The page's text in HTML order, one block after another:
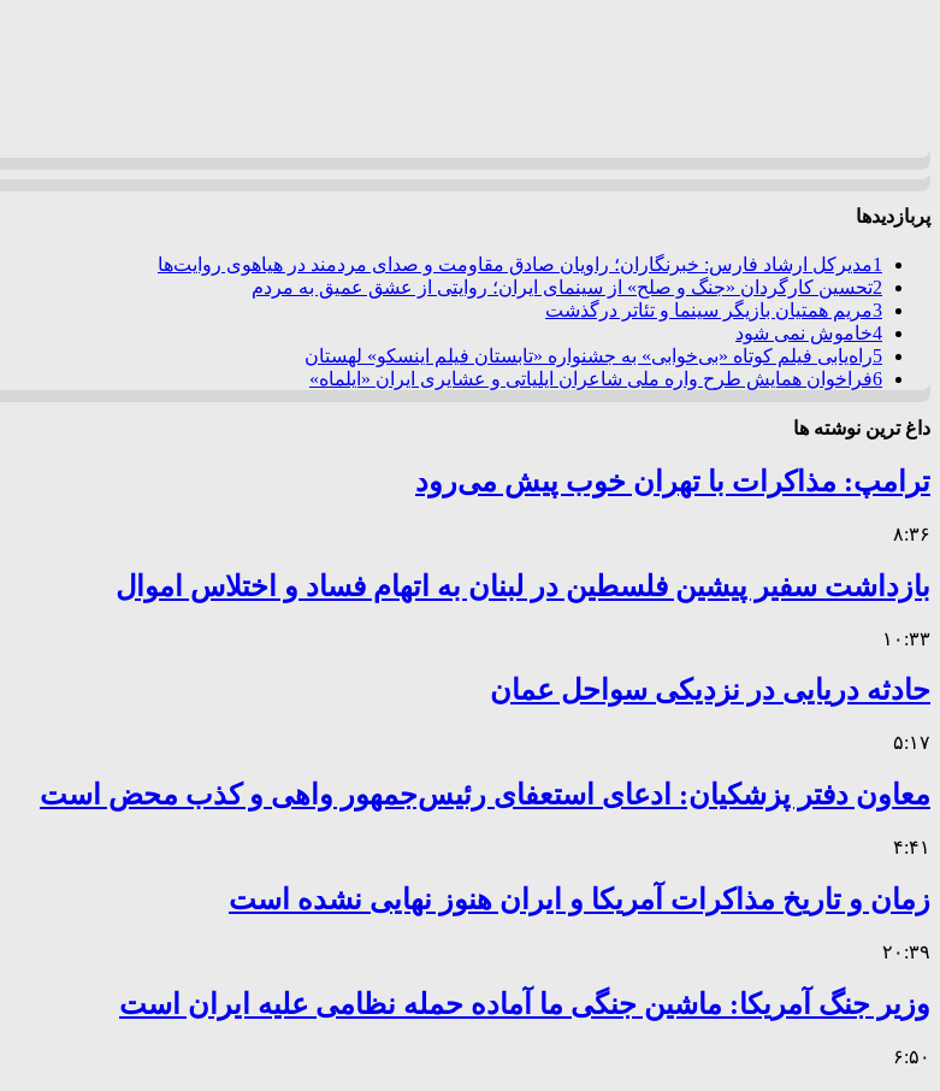
پربازدیدها
1مدیرکل ارشاد فارس: خبرنگاران؛ راویان صادق مقاومت و صدای مردمند در هیاهوی روایت‌ها
2تحسین کارگردان «جنگ و صلح» از سینمای ایران؛ روایتی از عشق عمیق به مردم
3مریم همتیان بازیگر سینما و تئاتر درگذشت
4خاموش نمی شود
5راه‌یابی فیلم کوتاه «بی‌خوابی» به جشنواره «تابستان فیلم اینسکو» لهستان
6فراخوان همایش طرح واره ملی شاعران ایلیاتی و عشایری ایران «ایلماه»
داغ ترین نوشته ها
ترامپ: مذاکرات با تهران خوب پیش می‌رود
۸:۳۶
بازداشت سفیر پیشین فلسطین در لبنان به اتهام فساد و اختلاس اموال
۱۰:۳۳
حادثه دریایی در نزدیکی سواحل عمان
۵:۱۷
معاون دفتر پزشکیان: ادعای استعفای رئیس‌جمهور واهی و کذب محض است
۴:۴۱
زمان و تاریخ مذاکرات آمریکا و ایران هنوز نهایی نشده است
۲۰:۳۹
وزیر جنگ آمریکا: ماشین جنگی ما آماده حمله نظامی علیه ایران است
۶:۵۰